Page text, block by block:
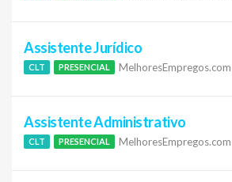
Assistente Jurídico
CLT PRESENCIAL MelhoresEmpregos.com
Assistente Administrativo
CLT PRESENCIAL MelhoresEmpregos.com